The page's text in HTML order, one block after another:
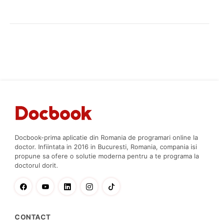
Docbook-prima aplicatie din Romania de programari online la
doctor. Infiintata in 2016 in Bucuresti, Romania, compania isi
propune sa ofere o solutie moderna pentru a te programa la
doctorul dorit.
CONTACT